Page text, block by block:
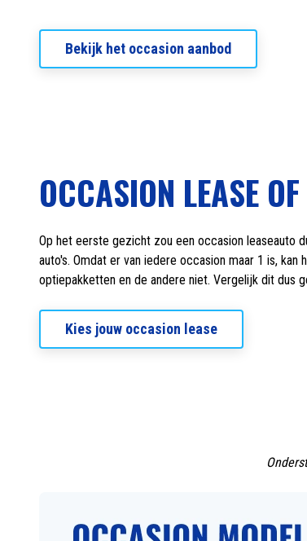
Bekijk het occasion aanbod
OCCASION LEASE
Op het eerste gezicht zou een occasion leaseauto
auto's. Omdat er van iedere occasion maar 1 is,
optiepakketten en de andere niet. Vergelijk dit dus
Kies jouw occasion lease